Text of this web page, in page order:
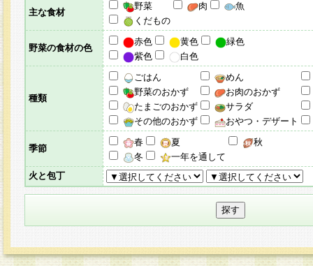
主な食材
野菜 肉
魚
くだもの
野菜の食材の色
赤色 黄色
緑色
紫色
白色
種類
ごはん
めん
野菜のおかず
お肉のおかず
たまごのおかず
サラダ
その他のおかず
おやつ・デザート
季節
春 夏
秋
冬
一年を通して
火と包丁